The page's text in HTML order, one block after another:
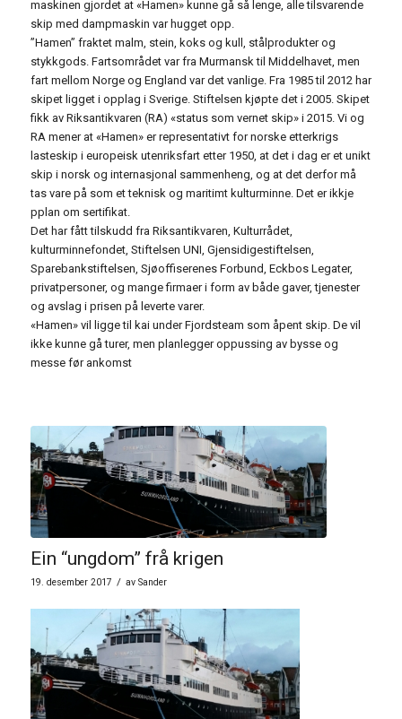
maskinen gjordet at «Hamen» kunne gå så lenge, alle tilsvarende
skip med dampmaskin var hugget opp.
”Hamen” fraktet malm, stein, koks og kull, stålprodukter og
stykkgods. Fartsområdet var fra Murmansk til Middelhavet, men
fart mellom Norge og England var det vanlige. Fra 1985 til 2012 har
skipet ligget i opplag i Sverige. Stiftelsen kjøpte det i 2005. Skipet
fikk av Riksantikvaren (RA) «status som vernet skip» i 2015. Vi og
RA mener at «Hamen» er representativt for norske etterkrigs
lasteskip i europeisk utenriksfart etter 1950, at det i dag er et unikt
skip i norsk og internasjonal sammenheng, og at det derfor må
tas vare på som et teknisk og maritimt kulturminne. Det er ikkje
pplan om sertifikat.
Det har fått tilskudd fra Riksantikvaren, Kulturrådet,
kulturminnefondet, Stiftelsen UNI, Gjensidigestiftelsen,
Sparebankstiftelsen, Sjøoffiserenes Forbund, Eckbos Legater,
privatpersoner, og mange firmaer i form av både gaver, tjenester
og avslag i prisen på leverte varer.
«Hamen» vil ligge til kai under Fjordsteam som åpent skip. De vil
ikke kunne gå turer, men planlegger oppussing av bysse og
messe før ankomst
Ein “ungdom” frå krigen
19. desember 2017 / av Sander